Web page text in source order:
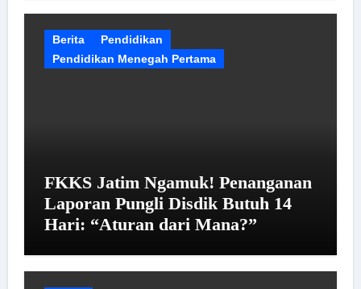
Berita
Pendidikan
Pendidikan Menegah Pertama
FKKS Jatim Ngamuk! Penanganan
Laporan Pungli Disdik Butuh 14
Hari: “Aturan dari Mana?”